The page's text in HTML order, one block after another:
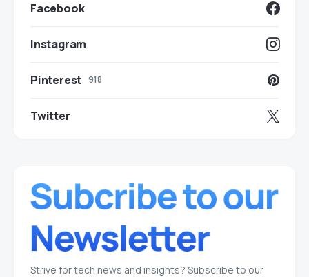
Facebook
Instagram
Pinterest 918
Twitter
Strive for tech news and insights? Subscribe to our